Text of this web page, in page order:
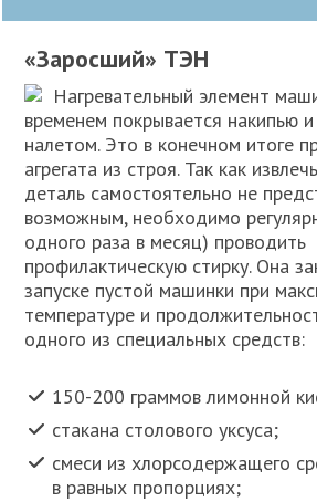
«Заросший» ТЭН
Нагревательный элемент
временем покрывается накипью
налетом. Это в конечном итоге
агрегата из строя. Так как
деталь самостоятельно не
возможным, необходимо
одного раза в месяц) проводить
профилактическую стирку. Она
запуске пустой машинки при
температуре и
одного из специальных средств:
150-200 граммов лимонной
стакана столового уксуса;
смеси из хлорсодержащего
в равных пропорциях;